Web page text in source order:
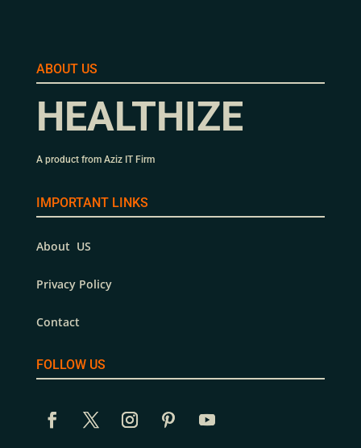
ABOUT US
HEALTHIZE
A product from Aziz IT Firm
IMPORTANT LINKS
About US
Privacy Policy
Contact
FOLLOW US